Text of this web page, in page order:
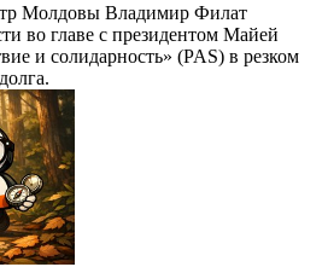
Молдовы Владимир Филат
во главе с президентом Майей
и солидарность» (PAS) в резком